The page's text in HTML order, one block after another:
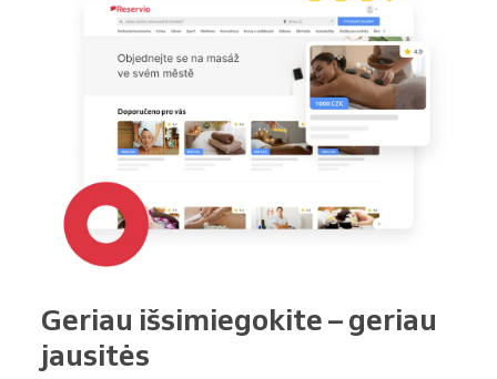
Geriau išsimiegokite – geriau
jausitės